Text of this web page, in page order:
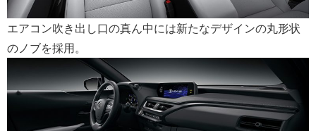
エアコン吹き出し口の真ん中には新たなデザインの丸形状
のノブを採用。